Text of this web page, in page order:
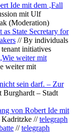
Ide mit dem ‚Fall
mit Ulf
(Moderation)
State Secretary for
// By individuals
initiatives
weiter mit
weiter mit
sein darf. – Zur
Burghardt – Stadt
von Robert Ide mit
//telegraph
//telegraph